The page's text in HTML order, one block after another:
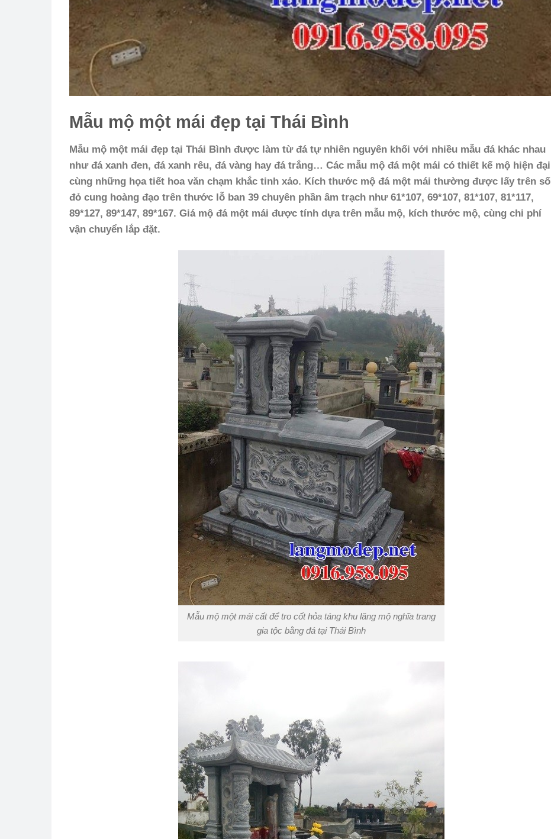
Mẫu mộ một mái đẹp tại Thái Bình
Mẫu mộ một mái đẹp tại Thái Bình được làm từ đá tự nhiên nguyên khối với nhiều mẫu đá khác nhau
như đá xanh đen, đá xanh rêu, đá vàng hay đá trắng… Các mẫu mộ đá một mái có thiết kế mộ hiện đại
cùng những họa tiết hoa văn chạm khắc tinh xảo. Kích thước mộ đá một mái thường được lấy trên số
đỏ cung hoàng đạo trên thước lỗ ban 39 chuyên phần âm trạch như 61*107, 69*107, 81*107, 81*117,
89*127, 89*147, 89*167. Giá mộ đá một mái được tính dựa trên mẫu mộ, kích thước mộ, cùng chi phí
vận chuyển lắp đặt.
Mẫu mộ một mái cất để tro cốt hỏa táng khu lăng mộ nghĩa trang
gia tộc bằng đá tại Thái Bình